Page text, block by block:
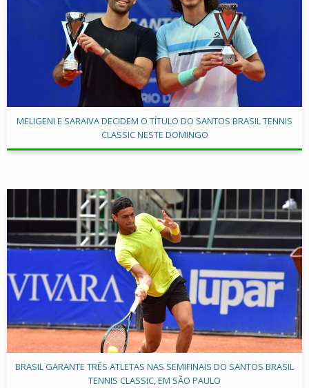
MELIGENI E SARAIVA DECIDEM O TÍTULO DO SANTOS BRASIL TENNIS
CLASSIC NESTE DOMINGO
BRASIL GARANTE TRÊS ATLETAS NAS SEMIFINAIS DO SANTOS BRASIL
TENNIS CLASSIC, EM SÃO PAULO